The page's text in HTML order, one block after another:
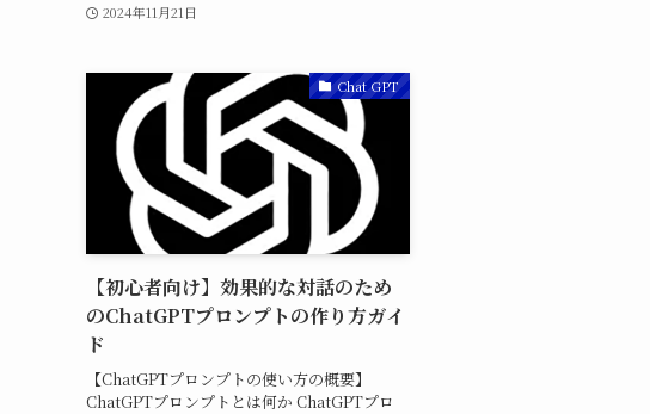
2024年11月21日
Chat GPT
【初心者向け】効果的な対話のため
のChatGPTプロンプトの作り方ガイ
ド
【ChatGPTプロンプトの使い方の概要】
ChatGPTプロンプトとは何か ChatGPTプロ